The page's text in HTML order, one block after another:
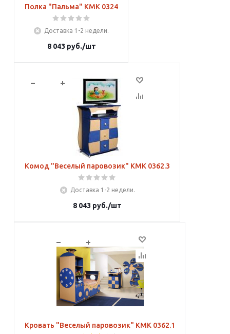
Полка "Пальма" КМК 0324
Доставка 1-2 недели.
8 043 руб./шт
В корзину
Комод "Веселый паровозик" КМК 0362.3
Доставка 1-2 недели.
8 043 руб./шт
Кровать "Веселый паровозик" КМК 0362.1